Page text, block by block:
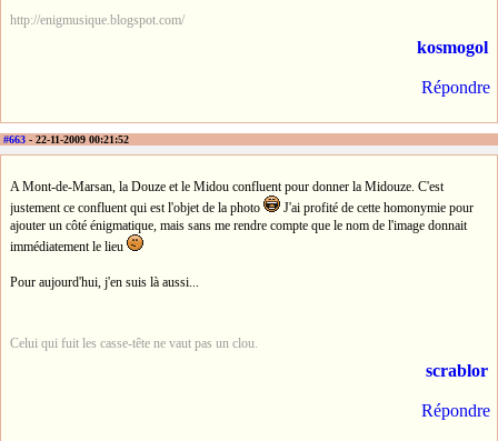
http://enigmusique.blogspot.com/
kosmogol
Répondre
#663 - 22-11-2009 00:21:52
A Mont-de-Marsan, la Douze et le Midou confluent pour donner la Midouze. C'est
justement ce confluent qui est l'objet de la photo
J'ai profité de cette homonymie pour
ajouter un côté énigmatique, mais sans me rendre compte que le nom de l'image donnait
immédiatement le lieu
Pour aujourd'hui, j'en suis là aussi...
Celui qui fuit les casse-tête ne vaut pas un clou.
scrablor
Répondre